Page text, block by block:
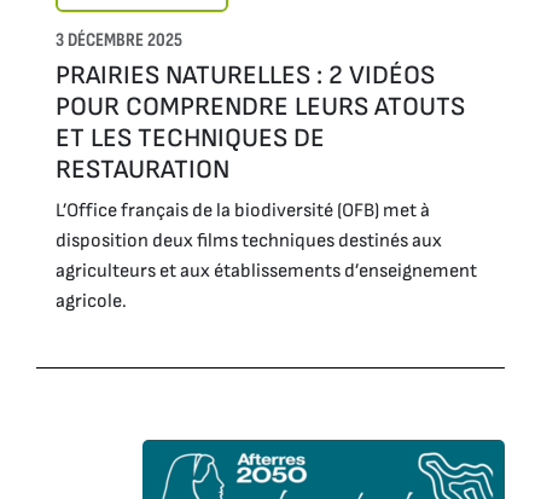
3 DÉCEMBRE 2025
PRAIRIES NATURELLES : 2 VIDÉOS
POUR COMPRENDRE LEURS ATOUTS
ET LES TECHNIQUES DE
RESTAURATION
L’Office français de la biodiversité (OFB) met à
disposition deux films techniques destinés aux
agriculteurs et aux établissements d’enseignement
agricole.